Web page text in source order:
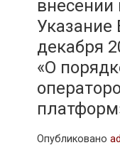
Указание
декабря
«О
Опубликовано